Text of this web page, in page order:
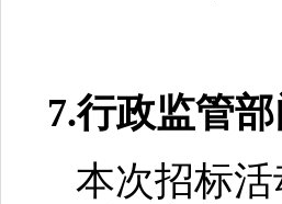
7.行政监管
本次招标